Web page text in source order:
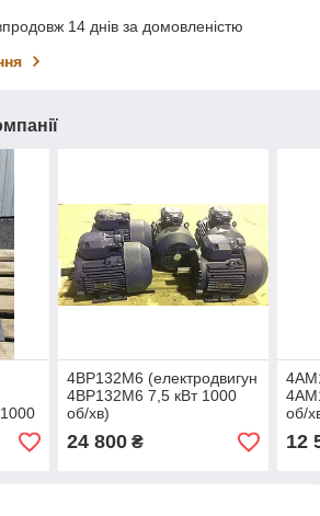
14 днів за домовленістю
4ВР132М6 (електродвигун
4ВР132М6 7,5 кВт 1000
об/хв)
24 800₴
об/
12